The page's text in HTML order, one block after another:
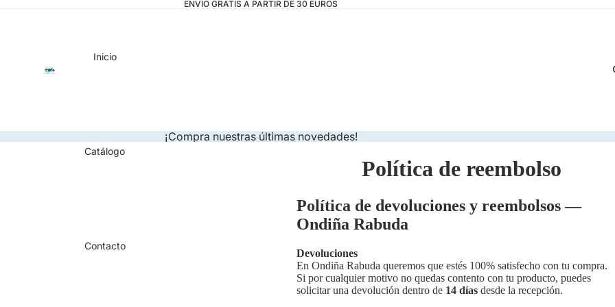
ENVIO GRATIS A PARTIR DE 30 EUROS
Inicio
Catálogo
Contacto
¡Compra nuestras últimas novedades!
Política de reembolso
Política de devoluciones y reembolsos —
Ondiña Rabuda
Devoluciones
En Ondiña Rabuda queremos que estés 100% satisfecho con tu compra.
Si por cualquier motivo no quedas contento con tu producto, puedes
solicitar una devolución dentro de 14 días desde la recepción.